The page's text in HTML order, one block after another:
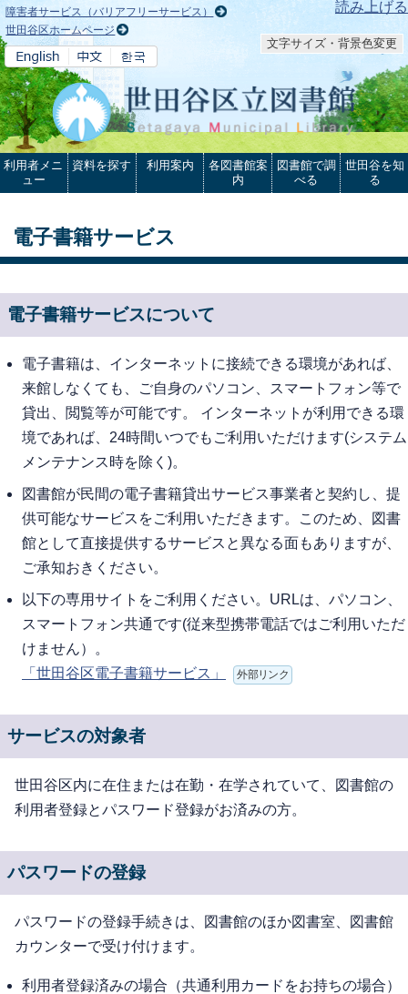
本文へ 読み上げる
障害者サービス（バリアフリーサービス）
世田谷区ホームページ
文字サイズ・背景色変更
利用者メニ
ュー
資料を探す 利用案内
各図書館案
内
図書館で調
べる
世田谷を知
る
電子書籍サービス
電子書籍サービスについて
電子書籍は、インターネットに接続できる環境があれば、
来館しなくても、ご自身のパソコン、スマートフォン等で
貸出、閲覧等が可能です。 インターネットが利用できる環
境であれば、24時間いつでもご利用いただけます(システム
メンテナンス時を除く)。
図書館が民間の電子書籍貸出サービス事業者と契約し、提
供可能なサービスをご利用いただきます。このため、図書
館として直接提供するサービスと異なる面もありますが、
ご承知おきください。
以下の専用サイトをご利用ください。URLは、パソコン、
スマートフォン共通です(従来型携帯電話ではご利用いただ
けません）。
「世田谷区電子書籍サービス」
外部リンク
サービスの対象者
世田谷区内に在住または在勤・在学されていて、図書館の
利用者登録とパスワード登録がお済みの方。
パスワードの登録
パスワードの登録手続きは、図書館のほか図書室、図書館
カウンターで受け付けます。
利用者登録済みの場合（共通利用カードをお持ちの場合）